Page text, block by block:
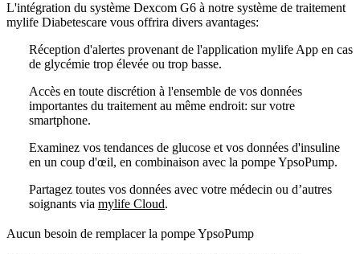
L'intégration du système Dexcom G6 à notre système de traitement
mylife Diabetescare vous offrira divers avantages:
Réception d'alertes provenant de l'application mylife App en cas
de glycémie trop élevée ou trop basse.
Accès en toute discrétion à l'ensemble de vos données
importantes du traitement au même endroit: sur votre
smartphone.
Examinez vos tendances de glucose et vos données d'insuline
en un coup d'œil, en combinaison avec la pompe YpsoPump.
Partagez toutes vos données avec votre médecin ou d’autres
soignants via mylife Cloud.
Aucun besoin de remplacer la pompe YpsoPump